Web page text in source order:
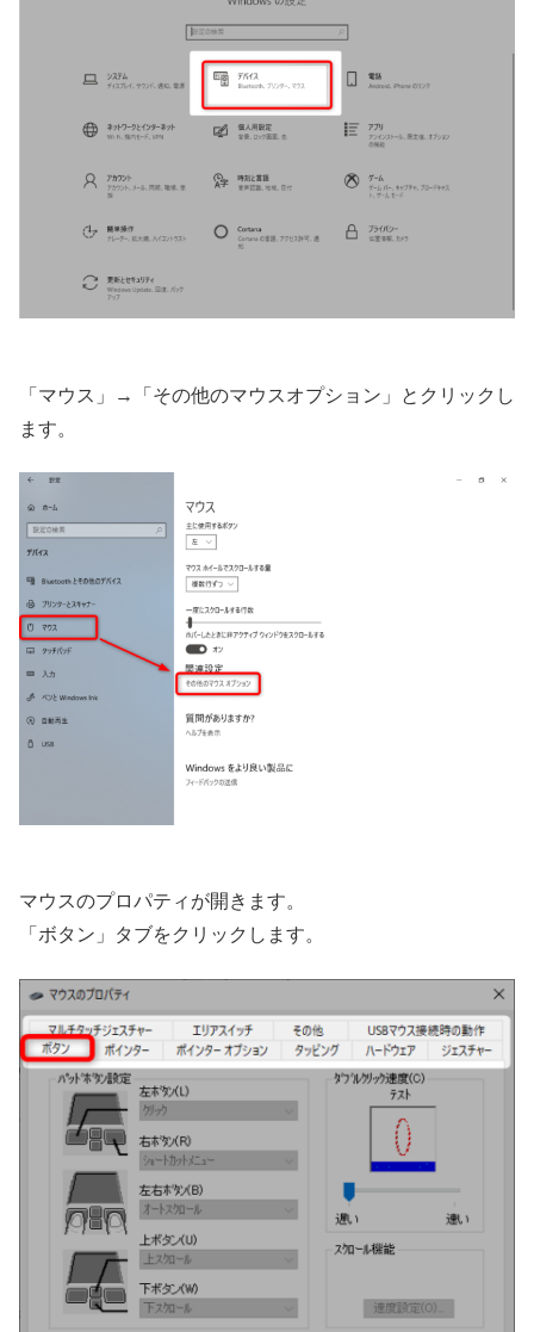
「マウス」→「その他のマウスオプション」とクリックし
ます。
マウスのプロパティが開きます。
「ボタン」タブをクリックします。